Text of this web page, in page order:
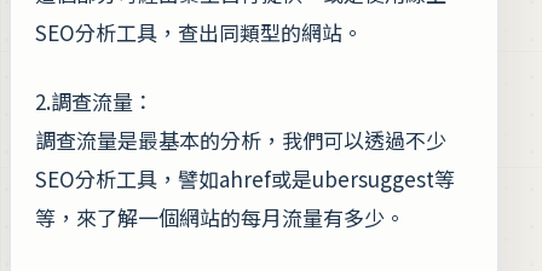
SEO分析工具，查出同類型的網站。
2.調查流量：
調查流量是最基本的分析，我們可以透過不少
SEO分析工具，譬如ahref或是ubersuggest等
等，來了解一個網站的每月流量有多少。